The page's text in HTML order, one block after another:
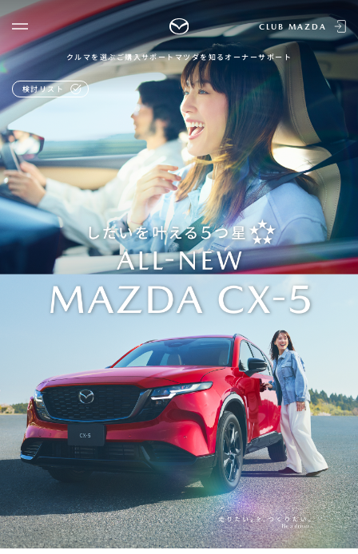
CLUB MAZDA
クルマを選ぶご購入サポートマツダを知る オーナーサポート
検討リスト
クルマを選ぶ
車種・グレード比較
MAZDAのSUV比較
ご購入サポート
クルマ購入ガイド
カンタン見積り
販売店検索
試乗車検索
購入相談
オーナーサポート
中古車
リコール情報
お問合せ/FAQ
ログイン
新規会員登録
CLUB MAZDAとは
ゲスト 様
MYページTOP
QRコード
登録情報の変更
お知らせ配信の登録・解除
ログアウト